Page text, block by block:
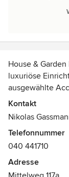
House &
luxuriöse
ausgewählte
Ziel ist es ein
Lebenskultur für
individuellen
einem Maximum
Durch ein
namenhaften
Kontakt
Nikolas
Telefonnummer
040 441710
Adresse